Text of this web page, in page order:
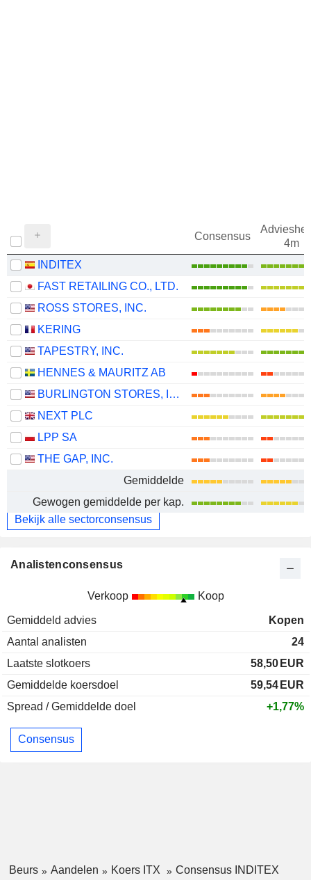
Consensus
4m
INDITEX
FAST RETAILING CO., LTD.
ROSS STORES, INC.
KERING
TAPESTRY, INC.
HENNES & MAURITZ AB
BURLINGTON STORES, INC.
NEXT PLC
LPP SA
THE GAP, INC.
Gemiddelde
Gewogen gemiddelde per kap.
Bekijk alle sectorconsensus
Analistenconsensus
Verkoop Koop
Gemiddeld advies
Kopen
Aantal analisten
24
Laatste slotkoers
58,50 EUR
Gemiddelde koersdoel
59,54 EUR
Spread / Gemiddelde doel
+1,77%
Consensus
Beurs Aandelen Koers ITX Consensus INDITEX